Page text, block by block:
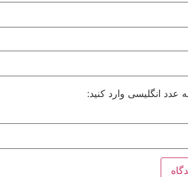
عدد انگلیسی وارد کنید: